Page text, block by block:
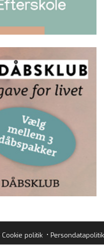
Cookie politik• Persondatapolitik